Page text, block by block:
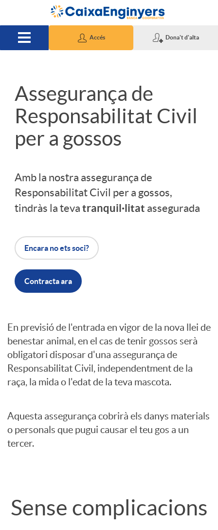
Salta al contingut principal
Accés Dona't d'alta
S
L
D
E
R
S
G
U
O
C
Assegurança de
Responsabilitat Civil
per a gossos
Amb la nostra assegurança de
Responsabilitat Civil per a gossos,
tindràs la teva tranquil·litat assegurada
Encara no ets soci?
Contracta ara
I
n
t
r
o
En previsió de l'entrada en vigor de la nova llei de
benestar animal, en el cas de tenir gossos serà
obligatori disposar d'una assegurança de
Responsabilitat Civil, independentment de la
raça, la mida o l'edat de la teva mascota.
Aquesta assegurança cobrirà els danys materials
o personals que pugui causar el teu gos a un
tercer.
S
Sense complicacions